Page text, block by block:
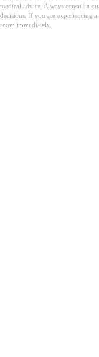
medical advice. Always consult a
decisions. If you are experiencing
room immediately.